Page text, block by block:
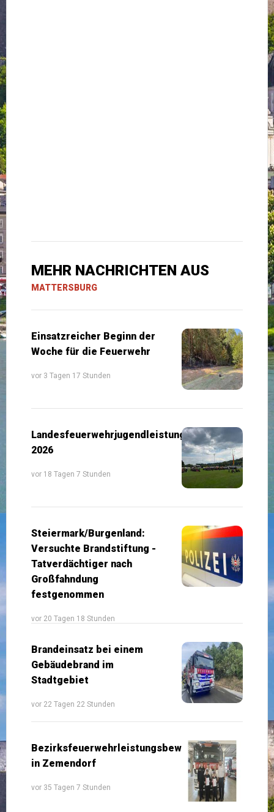
MEHR NACHRICHTEN AUS
MATTERSBURG
Einsatzreicher Beginn der
Woche für die Feuerwehr
vor 3 Tagen 17 Stunden
Landesfeuerwehrjugendleistungsbewerb
2026
vor 18 Tagen 7 Stunden
Steiermark/Burgenland:
Versuchte Brandstiftung -
Tatverdächtiger nach
Großfahndung
festgenommen
vor 20 Tagen 18 Stunden
Brandeinsatz bei einem
Gebäudebrand im
Stadtgebiet
vor 22 Tagen 22 Stunden
Bezirksfeuerwehrleistungsbewerb
in Zemendorf
vor 35 Tagen 7 Stunden